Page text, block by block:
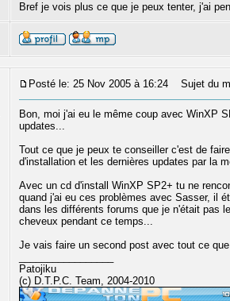
Bref je vois plus ce que je peux tenter, j'ai
Posté le: 25 Nov 2005 à 16:24 Sujet du
Bon, moi j'ai eu le même coup avec WinXP
updates...
Tout ce que je peux te conseiller c'est de
d'installation et les dernières updates par la
Avec un cd d'install WinXP SP2+ tu ne
quand j'ai eu ces problèmes avec Sasser, il
dans les différents forums que je n'était pas
cheveux pendant ce temps...
Je vais faire un second post avec tout ce
Patojiku
(c) D.T.P.C. Team, 2004-2010